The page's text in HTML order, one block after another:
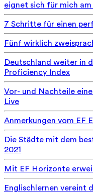
eignet sich für mich am
7 Schritte für einen
Fünf wirklich
Deutschland weiter in
Proficiency Index
Vor- und Nachteile
Live
Anmerkungen vom EF
Die Städte mit dem
2021
Mit EF Horizonte
Englischlernen vereint